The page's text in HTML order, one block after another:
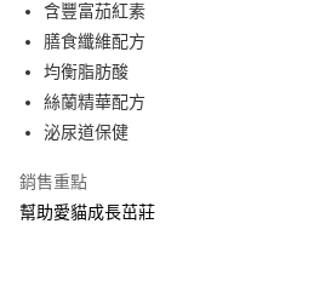
運送方式
常溫宅配
每筆NT$120，滿NT$1,200(含以上)免運費
含豐富茄紅素
膳食纖維配方
均衡脂肪酸
絲蘭精華配方
泌尿道保健
銷售重點
幫助愛貓成長茁莊